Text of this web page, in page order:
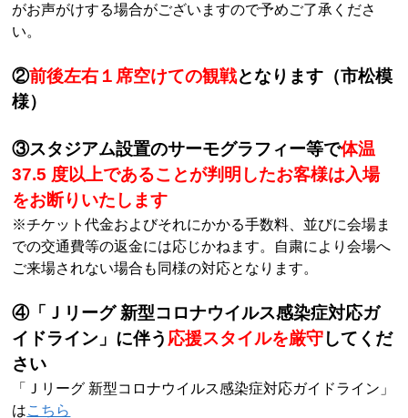
がお声がけする場合がございますので予めご了承くださ
い。
②前後左右１席空けての観戦となります（市松模
様）
③スタジアム設置のサーモグラフィー等で体温
37.5 度以上であることが判明したお客様は入場
をお断りいたします
※チケット代金およびそれにかかる手数料、並びに会場ま
での交通費等の返金には応じかねます。自粛により会場へ
ご来場されない場合も同様の対応となります。
④「Ｊリーグ 新型コロナウイルス感染症対応ガ
イドライン」に伴う 応援スタイルを厳守してくだ
さい
「Ｊリーグ 新型コロナウイルス感染症対応ガイドライン」
はこちら